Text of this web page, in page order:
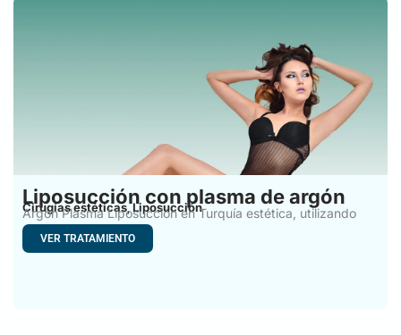
Liposucción con plasma de argón
Cirugías estéticas,Liposucción
Argon Plasma Liposucción en Turquía estética, utilizando
gas argón y
VER TRATAMIENTO